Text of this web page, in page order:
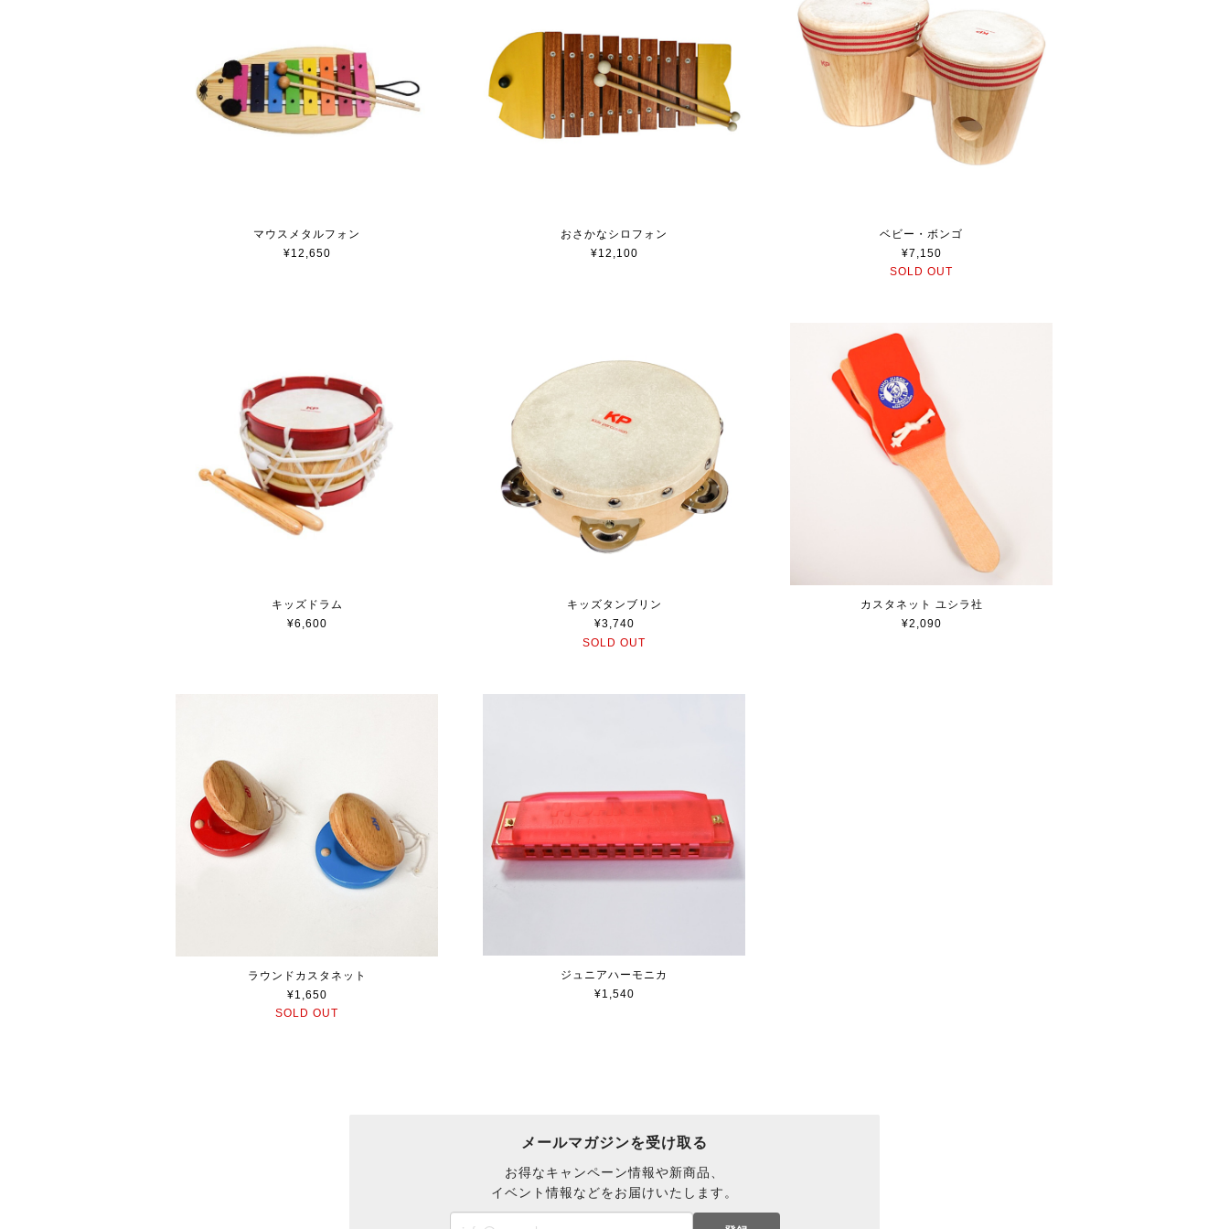
マウスメタルフォン
¥12,650
おさかなシロフォン
¥12,100
ベビー・ボンゴ
¥7,150
SOLD OUT
キッズドラム
¥6,600
キッズタンブリン
¥3,740
SOLD OUT
カスタネット ユシラ社
¥2,090
ラウンドカスタネット
¥1,650
SOLD OUT
ジュニアハーモニカ
¥1,540
メールマガジンを受け取る
お得なキャンペーン情報や新商品、
イベント情報などをお届けいたします。